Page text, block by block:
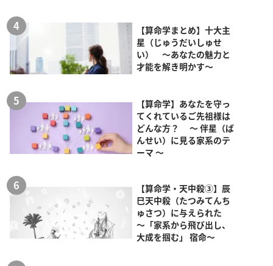
【算命学まとめ】十大主
星（じゅうだいしゅせ
い） ～あなたの魅力と
才能を解き明かす～
【算命学】あなたを守っ
てくれているご先祖様は
どんな方？ ～ 伴星（ば
んせい）に見る家系のテ
ーマ ～
【算命学・天中殺③】辰
巳天中殺（たつみてんち
ゅさつ）に与えられた
～「家系から飛び出し、
大成を掴む」 宿命～